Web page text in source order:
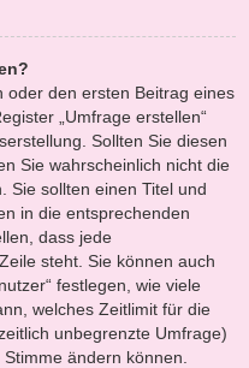
oder den ersten Beitrag eines
„Umfrage erstellen“
Sollten Sie diesen
Sie wahrscheinlich nicht die
Sie sollten einen Titel und
in die entsprechenden
dass jede
steht. Sie können auch
festlegen, wie viele
welches Zeitlimit für die
unbegrenzte Umfrage)
ändern können.